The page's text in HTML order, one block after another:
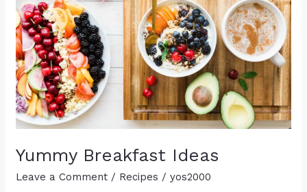
Yummy Breakfast Ideas
Leave a Comment / Recipes /yos2000